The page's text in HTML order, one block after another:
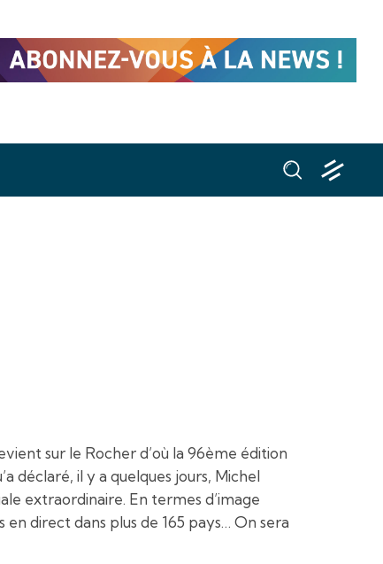
sur le Rocher d’où la 96ème édition
déclaré, il y a quelques jours, Michel
extraordinaire. En termes d’image
direct dans plus de 165 pays… On sera